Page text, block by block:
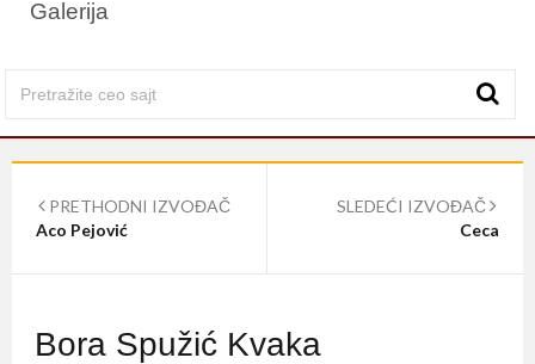
Galerija
PRETHODNI IZVOĐAČ
Aco Pejović
SLEDEĆI IZVOĐAČ
Ceca
Bora Spužić Kvaka